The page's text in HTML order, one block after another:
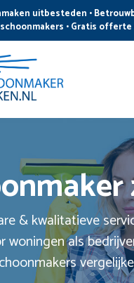
uitbesteden •
schoonmakers • Gratis
& kwalitatieve
woningen als